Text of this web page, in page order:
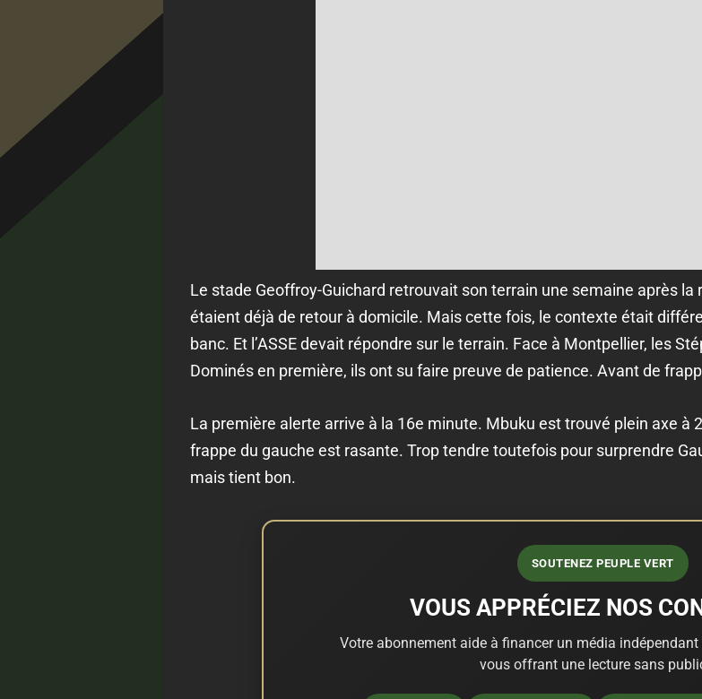
Le stade Geoffroy-Guichard retrouvait son terrain une semaine après
étaient déjà de retour à domicile. Mais cette fois, le contexte était
banc. Et l’ASSE devait répondre sur le terrain. Face à Montpellier, les
Dominés en première, ils ont su faire preuve de patience. Avant de
La première alerte arrive à la 16e minute. Mbuku est trouvé plein axe à
frappe du gauche est rasante. Trop tendre toutefois pour surprendre
mais tient bon.
SOUTENEZ PEUPLE VERT
VOUS APPRÉCIEZ NOS
Votre abonnement aide à financer un média indépendant
vous offrant une lecture sans